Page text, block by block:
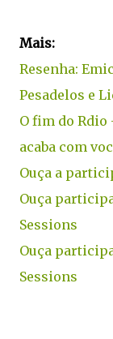
Mais:
Resenha:
Pesadelos e
O fim do Rdio
acaba com
Ouça a
Ouça
Sessions
Ouça
Sessions